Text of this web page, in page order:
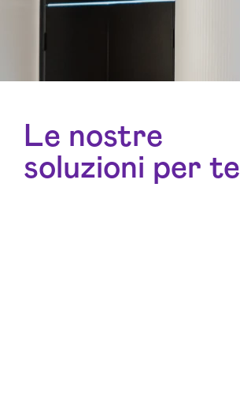
Le nostre
soluzioni per te